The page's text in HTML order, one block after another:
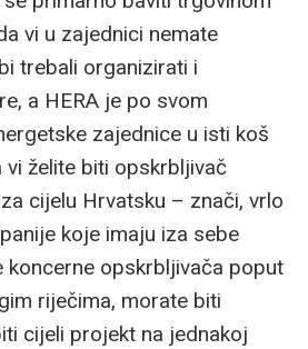
vi u zajednici nemate
trebali organizirati i
a HERA je po svom
zajednice u isti koš
vi želite biti opskrbljivač
cijelu Hrvatsku – znači, vrlo
koje imaju iza sebe
koncerne opskrbljivača poput
riječima, morate biti
cijeli projekt na jednakoj